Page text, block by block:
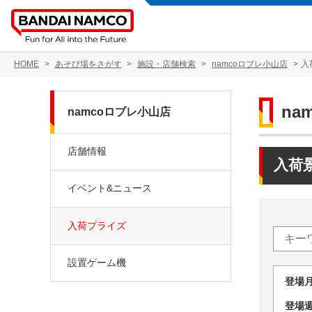
HOME あそび場をさがす 施設・店舗検索 namcoロブレ小山店 入
入荷
登
登
namcoロブレ小山店
店舗情報
イベント&ニュース
入荷プライズ
設置ゲーム機